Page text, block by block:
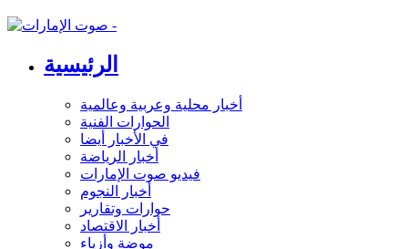
الرئيسية
أخبار محلية وعربية وعالمية
الحوارات الفنية
في الأخبار أيضا
أخبار الرياضة
فيديو صوت الإمارات
أخبار النجوم
حوارات وتقارير
أخبار الاقتصاد
موضة وأزياء